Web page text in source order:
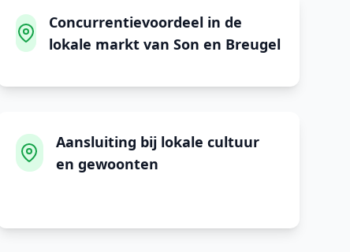
Concurrentievoordeel in de
lokale markt van Son en Breugel
Aansluiting bij lokale cultuur
en gewoonten